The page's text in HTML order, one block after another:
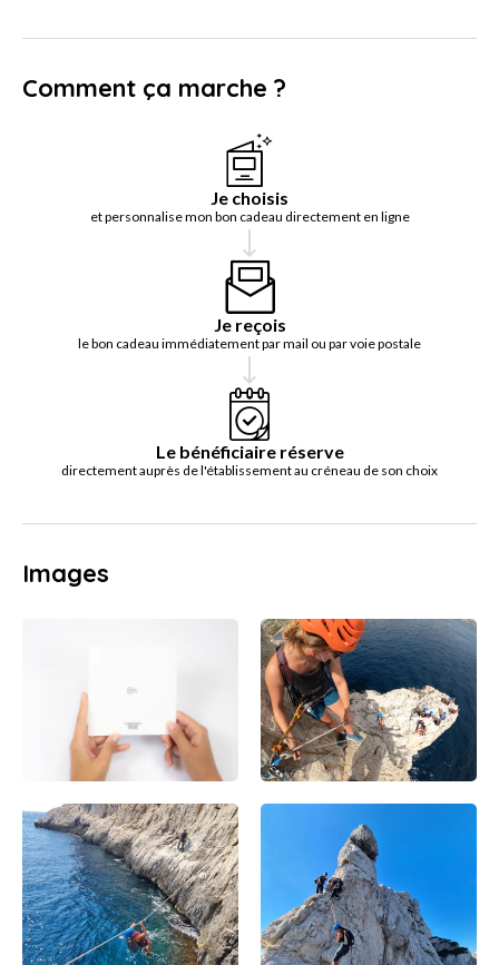
Comment ça marche ?
Je choisis
et personnalise mon bon cadeau directement en ligne
Je reçois
le bon cadeau immédiatement par mail ou par voie postale
Le bénéficiaire réserve
directement auprès de l'établissement au créneau de son choix
Images